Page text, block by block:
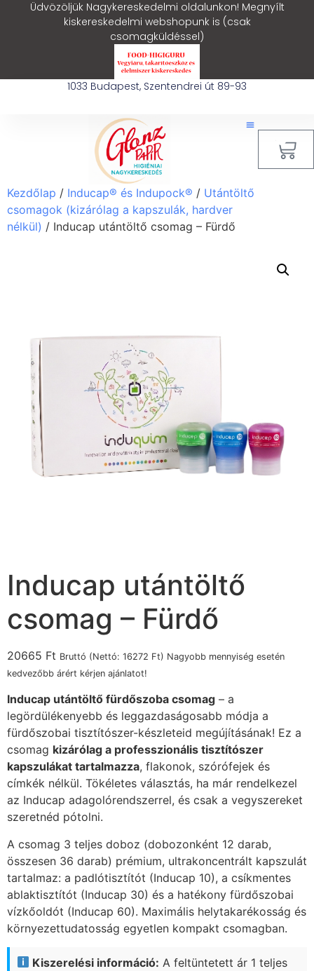
Üdvözöljük Nagykereskedelmi oldalunkon! Megnyílt
kiskereskedelmi webshopunk is (csak
csomagküldéssel)
1033 Budapest, Szentendrei út 89-93
Kezdőlap / Inducap® és Indupock® / Utántöltő
csomagok (kizárólag a kapszulák, hardver
nélkül) / Inducap utántöltő csomag – Fürdő
Inducap utántöltő
csomag – Fürdő
20665 Ft Bruttó (Nettó: 16272 Ft) Nagyobb mennyiség esetén
kedvezőbb árért kérjen ajánlatot!
Inducap utántöltő fürdőszoba csomag – a
legördülékenyebb és leggazdaságosabb módja a
fürdőszobai tisztítószer-készleteid megújításának! Ez a
csomag kizárólag a professzionális tisztítószer
kapszulákat tartalmazza, flakonok, szórófejek és
címkék nélkül. Tökéletes választás, ha már rendelkezel
az Inducap adagolórendszerrel, és csak a vegyszereket
szeretnéd pótolni.
A csomag 3 teljes doboz (dobozonként 12 darab,
összesen 36 darab) prémium, ultrakoncentrált kapszulát
tartalmaz: a padlótisztítót (Inducap 10), a csíkmentes
ablaktisztítót (Inducap 30) és a hatékony fürdőszobai
vízkőoldót (Inducap 60). Maximális helytakarékosság és
környezettudatosság egyetlen kompakt csomagban.
Kiszerelési információ: A feltüntetett ár 1 teljes